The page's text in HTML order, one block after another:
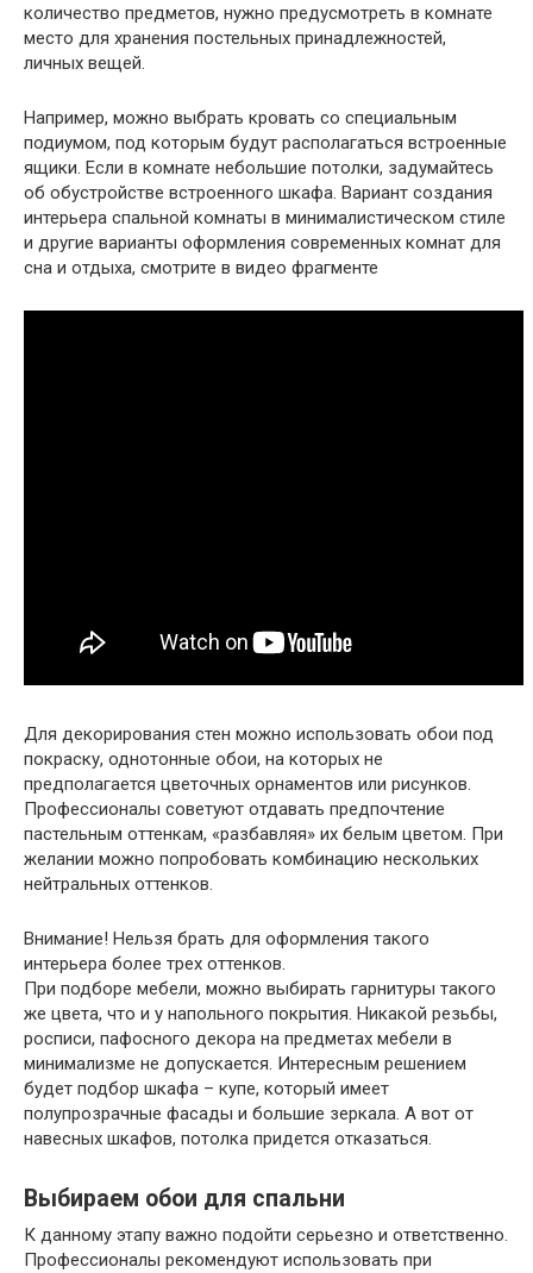
количество предметов, нужно предусмотреть в комнате
место для хранения постельных принадлежностей,
личных вещей.
Например, можно выбрать кровать со специальным
подиумом, под которым будут располагаться встроенные
ящики. Если в комнате небольшие потолки, задумайтесь
об обустройстве встроенного шкафа. Вариант создания
интерьера спальной комнаты в минималистическом стиле
и другие варианты оформления современных комнат для
сна и отдыха, смотрите в видео фрагменте
Для декорирования стен можно использовать обои под
покраску, однотонные обои, на которых не
предполагается цветочных орнаментов или рисунков.
Профессионалы советуют отдавать предпочтение
пастельным оттенкам, «разбавляя» их белым цветом. При
желании можно попробовать комбинацию нескольких
нейтральных оттенков.
Внимание! Нельзя брать для оформления такого
интерьера более трех оттенков.
При подборе мебели, можно выбирать гарнитуры такого
же цвета, что и у напольного покрытия. Никакой резьбы,
росписи, пафосного декора на предметах мебели в
минимализме не допускается. Интересным решением
будет подбор шкафа – купе, который имеет
полупрозрачные фасады и большие зеркала. А вот от
навесных шкафов, потолка придется отказаться.
Выбираем обои для спальни
К данному этапу важно подойти серьезно и ответственно.
Профессионалы рекомендуют использовать при